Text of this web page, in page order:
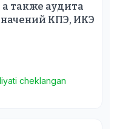
также аудита
КПЭ, ИКЭ
cheklangan